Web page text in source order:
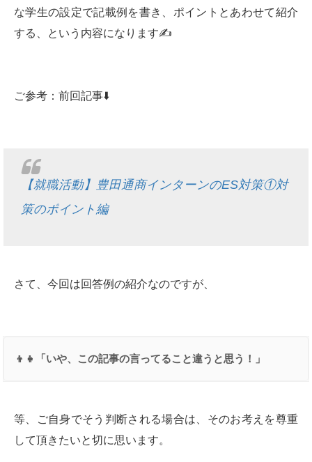
な学生の設定で記載例を書き、ポイントとあわせて紹介
する、という内容になります✍️
ご参考：前回記事⬇️
【就職活動】豊田通商インターンのES対策①対
策のポイント編
さて、今回は回答例の紹介なのですが、
👦👧「いや、この記事の言ってること違うと思う！」
等、ご自身でそう判断される場合は、そのお考えを尊重
して頂きたいと切に思います。